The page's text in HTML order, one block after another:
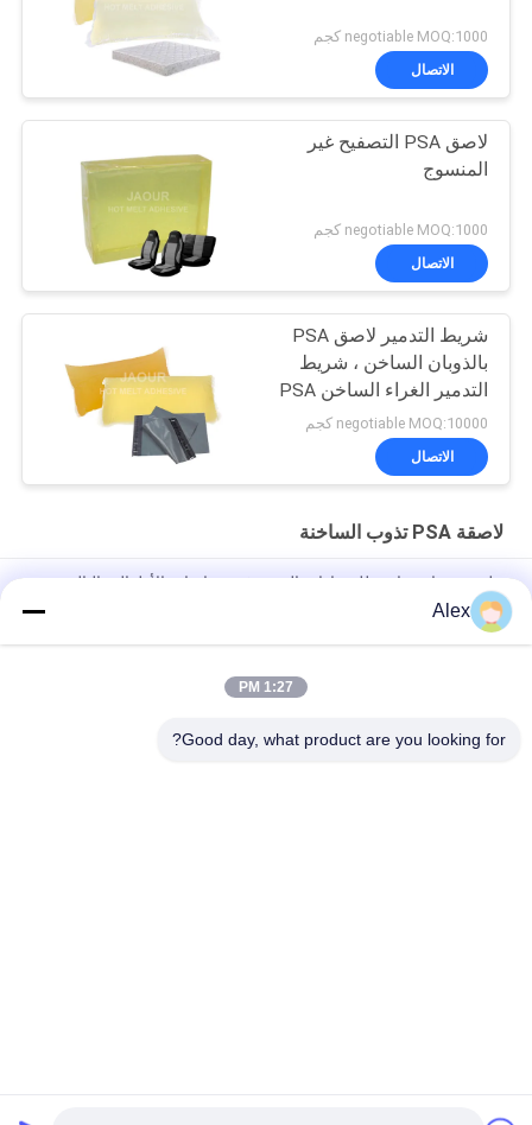
negotiable MOQ:1000 كجم
الاتصال
لاصق PSA التصفيح غير
المنسوج
negotiable MOQ:1000 كجم
الاتصال
شريط التدمير لاصق PSA
بالذوبان الساخن ، شريط
التدمير الغراء الساخن PSA
negotiable MOQ:10000 كجم
الاتصال
لاصقة PSA تذوب الساخنة
ملصق ذوبان ساخن للضمادات المرنة في حفاضات الأطفال والبالغين
الغراء المصهور على الساخن لصنع حفاضات الغراء البناء لإنتاج حفاضات
الأطفال
Premium Grade Positioning Hot Melt PSA for lady sanitary
Alex
1:27 PM
Good day, what product are you looking for?